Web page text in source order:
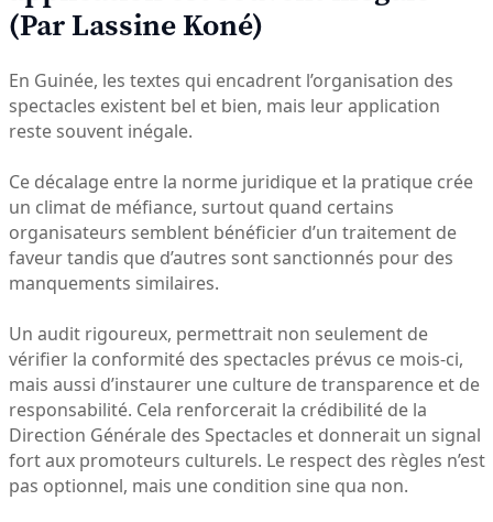
(Par Lassine Koné)
En Guinée, les textes qui encadrent l’organisation des
spectacles existent bel et bien, mais leur application
reste souvent inégale.
Ce décalage entre la norme juridique et la pratique crée
un climat de méfiance, surtout quand certains
organisateurs semblent bénéficier d’un traitement de
faveur tandis que d’autres sont sanctionnés pour des
manquements similaires.
Un audit rigoureux, permettrait non seulement de
vérifier la conformité des spectacles prévus ce mois-ci,
mais aussi d’instaurer une culture de transparence et de
responsabilité. Cela renforcerait la crédibilité de la
Direction Générale des Spectacles et donnerait un signal
fort aux promoteurs culturels. Le respect des règles n’est
pas optionnel, mais une condition sine qua non.